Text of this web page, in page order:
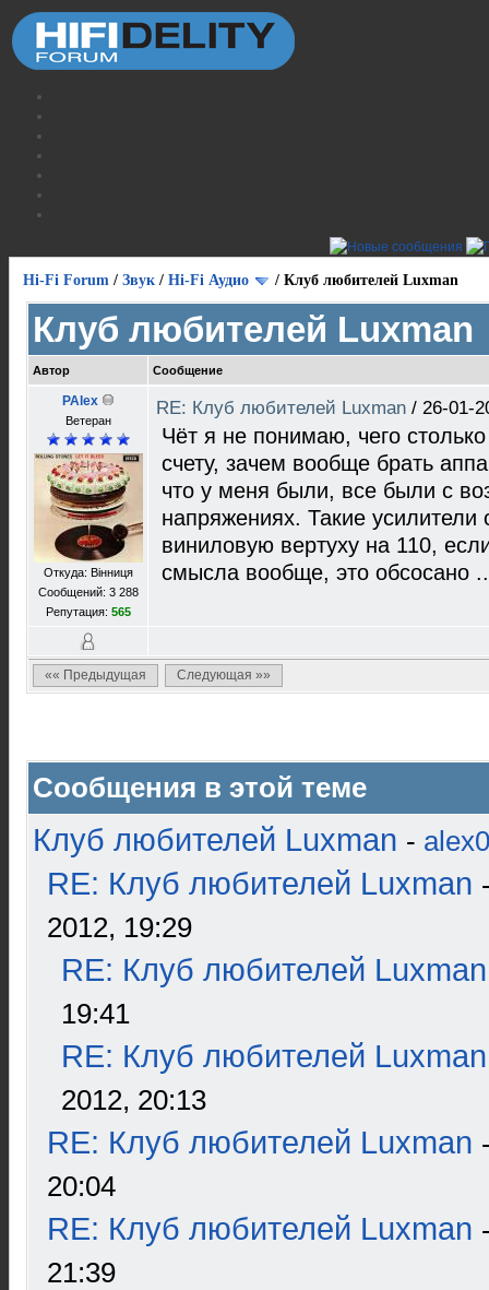
Hi-Fi Forum / Звук / Hi-Fi Аудио / Клуб любителей Luxman
Клуб любителей Luxman
Автор Сообщение
PAlex
Ветеран
Откуда: Вінниця
Сообщений: 3 288
Репутация: 565
RE: Клуб любителей Luxman / 26-01-
Чёт я не понимаю, чего
счету, зачем вообще брать
что у меня были, все были с
напряжениях. Такие
виниловую вертуху на 110,
смысла вообще, это обсосано
«« Предыдущая Следующая »»
Сообщения в этой теме
Клуб любителей Luxman -
RE: Клуб любителей Luxman
2012, 19:29
RE: Клуб любителей Luxman
19:41
RE: Клуб любителей Luxman
2012, 20:13
RE: Клуб любителей Luxman
20:04
RE: Клуб любителей Luxman
21:39